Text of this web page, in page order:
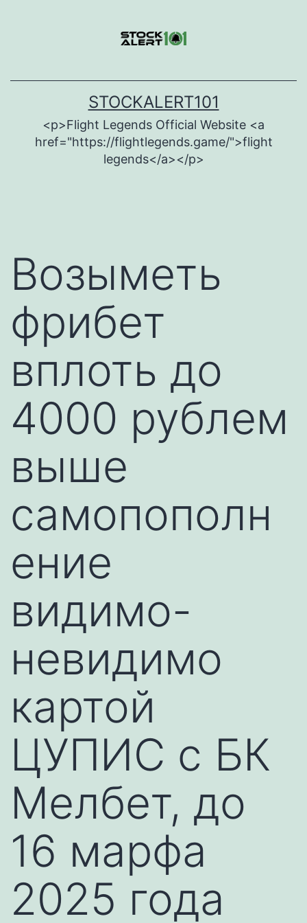
STOCKALERT101
<p>Flight Legends Official Website <a
href="https://flightlegends.game/">flight
legends</a></p>
Возыметь
фрибет
вплоть до
4000 рублем
выше
самопополн
ение
видимо-
невидимо
картой
ЦУПИС с БК
Мелбет, до
16 марфа
2025 года